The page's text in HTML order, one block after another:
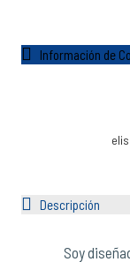
Información de
Descripción
Soy